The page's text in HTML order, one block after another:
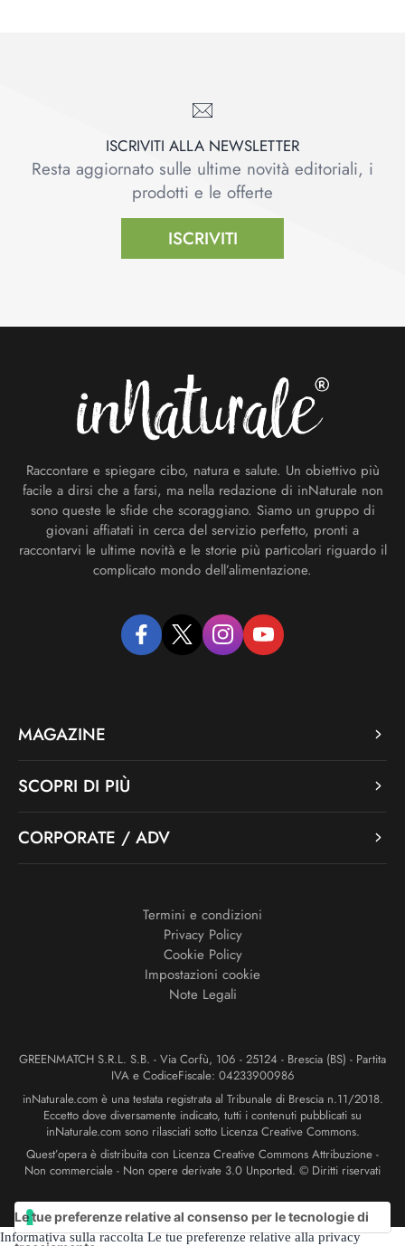
ISCRIVITI ALLA NEWSLETTER
Resta aggiornato sulle ultime novità editoriali, i
prodotti e le offerte
ISCRIVITI
Raccontare e spiegare cibo, natura e salute. Un obiettivo più
facile a dirsi che a farsi, ma nella redazione di inNaturale non
sono queste le sfide che scoraggiano. Siamo un gruppo di
giovani affiatati in cerca del servizio perfetto, pronti a
raccontarvi le ultime novità e le storie più particolari riguardo il
complicato mondo dell’alimentazione.
facebooktwitter instagramyoutube
MAGAZINE
SCOPRI DI PIÙ
CORPORATE / ADV
Termini e condizioni
Privacy Policy
Cookie Policy
Impostazioni cookie
Note Legali
GREENMATCH S.R.L. S.B. - Via Corfù, 106 - 25124 - Brescia (BS) - Partita
IVA e CodiceFiscale: 04233900986
inNaturale.com è una testata registrata al Tribunale di Brescia n.11/2018.
Eccetto dove diversamente indicato, tutti i contenuti pubblicati su
inNaturale.com sono rilasciati sotto Licenza Creative Commons.
Quest’opera è distribuita con Licenza Creative Commons Attribuzione -
Non commerciale - Non opere derivate 3.0 Unported. © Diritti riservati
Informativa sulla raccolta Le tue preferenze relative alla privacy
Le tue preferenze relative al consenso per le tecnologie di